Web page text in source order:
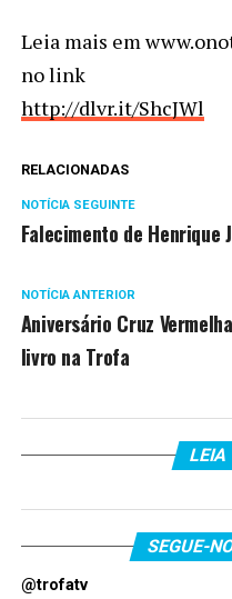
Leia mais em
no link
http://dlvr.it/ShcJWl
RELACIONADAS
NOTÍCIA SEGUINTE
Falecimento de Henrique
NOTÍCIA ANTERIOR
Aniversário Cruz
livro na Trofa
LEIA
SEGUE-
@trofatv